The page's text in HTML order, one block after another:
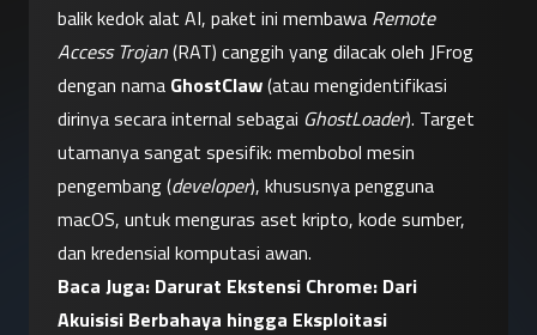
balik kedok alat AI, paket ini membawa Remote
Access Trojan (RAT) canggih yang dilacak oleh JFrog
dengan nama GhostClaw (atau mengidentifikasi
dirinya secara internal sebagai GhostLoader). Target
utamanya sangat spesifik: membobol mesin
pengembang (developer), khususnya pengguna
macOS, untuk menguras aset kripto, kode sumber,
dan kredensial komputasi awan.
Baca Juga: Darurat Ekstensi Chrome: Dari
Akuisisi Berbahaya hingga Eksploitasi